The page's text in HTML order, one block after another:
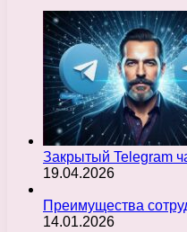
Закрытый Telegram
19.04.2026
Преимущества
14.01.2026